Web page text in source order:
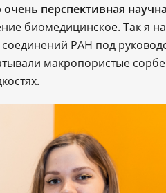
перспективная
биомедицинское. Так я
РАН под
макропористые